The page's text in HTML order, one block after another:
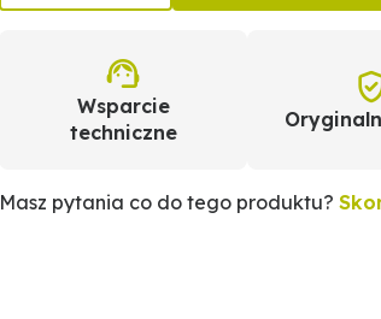
Wsparcie
techniczne
Masz pytania co do tego produktu?